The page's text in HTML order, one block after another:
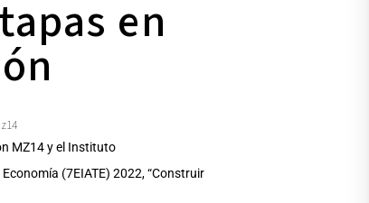
en
MZ14 y el Instituto
(7EIATE) 2022, “Construir